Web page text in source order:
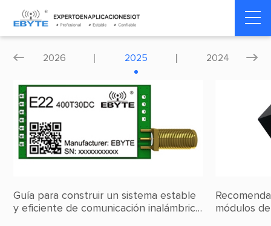
Home > Blog > Dinámica del producto
2026 2025 2024
 
Guía para construir un sistema estable
y eficiente de comunicación inalámbrica
módulos